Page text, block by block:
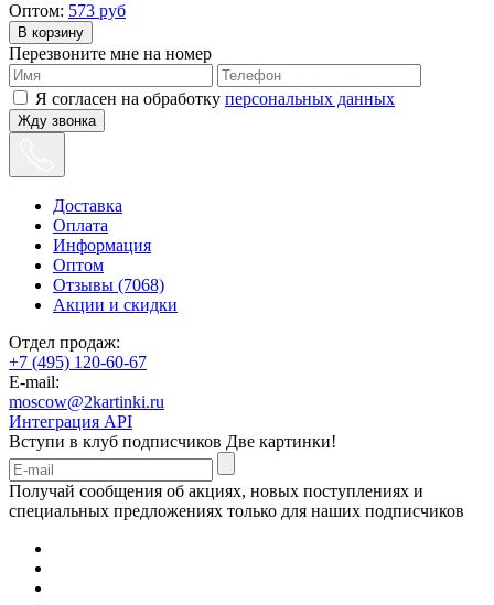
Оптом: 573 руб
Перезвоните мне на номер
Я согласен на обработку персональных данных
Жду звонка
Доставка
Оплата
Информация
Оптом
Отзывы (7068)
Акции и скидки
Отдел продаж:
+7 (495) 120-60-67
E-mail:
moscow@2kartinki.ru
Интеграция API
Вступи в клуб подписчиков Две картинки!
Получай сообщения об акциях, новых поступлениях и
специальных предложениях только для наших подписчиков